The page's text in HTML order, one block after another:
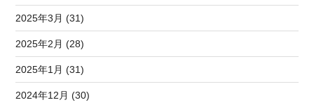
2025年3月 (31)
2025年2月 (28)
2025年1月 (31)
2024年12月 (30)